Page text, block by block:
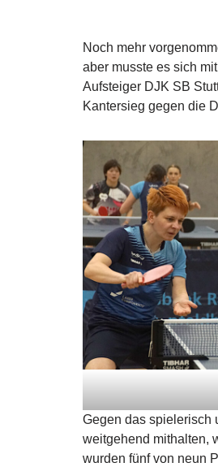
Noch mehr
aber musste es sich
Aufsteiger DJK SB
Kantersieg gegen die
Gegen das spielerisch
weitgehend mithalten,
wurden fünf von neun